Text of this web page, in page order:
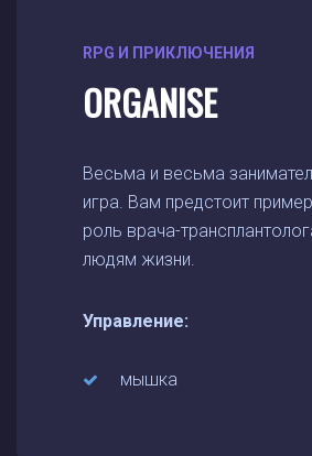
RPG И ПРИКЛЮЧЕНИЯ
ORGANISE
Весьма и весьма
игра. Вам предстоит
роль врача-
людям жизни.
Управление:
мышка